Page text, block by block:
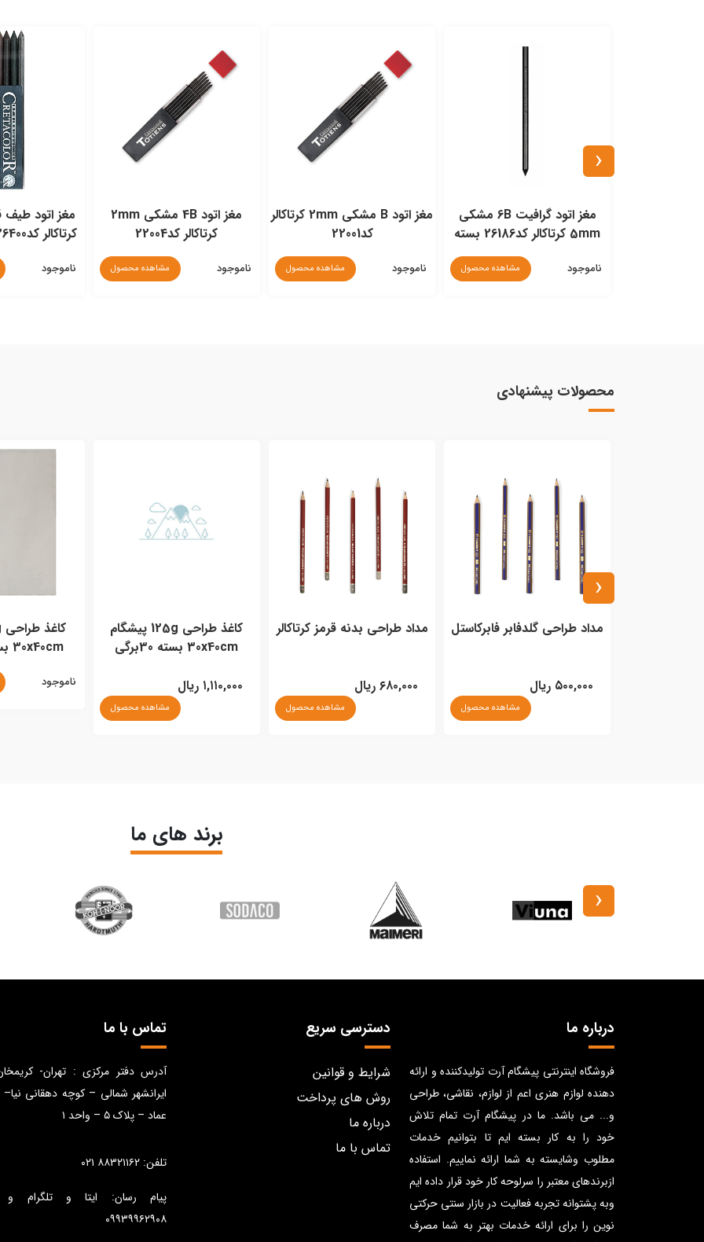
مغز اتود گرافیت 6B مشکی
5mm کرتاکالر کد26186 بسته
ناموجود مشاهده محصول
مغز اتود B مشکی 2mm کرتاکالر
کد22001
ناموجود مشاهده محصول
مغز اتود 4B مشکی 2mm
کرتاکالر کد22004
ناموجود مشاهده محصول
کرتاکالر کد26400 بسته 6عددی
ناموجود
‹
محصولات پیشنهادی
مداد طراحی گلدفابر فابرکاستل
۵۰۰,۰۰۰ ریال
مشاهده محصول
مداد طراحی بدنه قرمز کرتاکالر
۶۸۰,۰۰۰ ریال
مشاهده محصول
کاغذ طراحی 125g پیشگام
30x40cm بسته 30برگی
۱,۱۱۰,۰۰۰ ریال
مشاهده محصول
30x40cm بسته 100برگی
ناموجود
‹
برند های ما
‹
درباره ما
فروشگاه اینترنتی پیشگام آرت تولیدکننده و ارائه
دهنده لوازم هنری اعم از لوازم، نقاشی، طراحی
و... می باشد. ما در پیشگام آرت تمام تلاش
خود را به کار بسته ایم تا بتوانیم خدمات
مطلوب وشایسته به شما ارائه نماییم. استفاده
ازبرندهای معتبر را سرلوحه کار خود قرار داده ایم
وبه پشتوانه تجربه فعالیت در بازار سنتی حرکتی
نوین را برای ارائه خدمات بهتر به شما مصرف
دسترسی سریع
شرایط و قوانین
روش های پرداخت
درباره ما
تماس با ما
تماس با ما
آدرس دفتر مرکزی : تهران-
ایرانشهر شمالی – کوچه دهقانی
عماد – پلاک ۵ – واحد ۱
تلفن: ۸۸۳۲۱۱۶۲ ۰۲۱
پیام رسان: ایتا و تلگرام و
۰۹۹۳۹۹۶۲۹۰۸